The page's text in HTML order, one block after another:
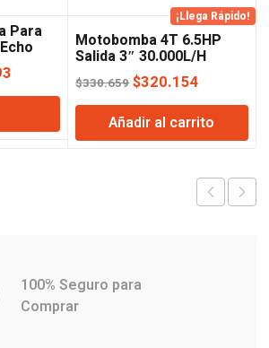
Para
precio
es:
¡Llega Rápido!
Motobomba 4T 6.5HP
Salida 3″ 30.000L/H
Lusqtoff
$330.659El
precio
original
era:
$320.154
precio
actual
es:
Añadir al carrito
100% Seguro para
Comprar